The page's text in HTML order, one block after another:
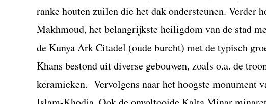
ranke houten zuilen die het dak ondersteunen. Verder
Makhmoud, het belangrijkste heiligdom van de stad
de Kunya Ark Citadel (oude burcht) met de typisch
Khans bestond uit diverse gebouwen, zoals o.a. de
keramieken. Vervolgens naar het hoogste monument